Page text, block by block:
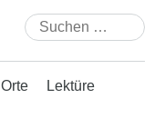
Suchen
nach:
Orte Lektüre